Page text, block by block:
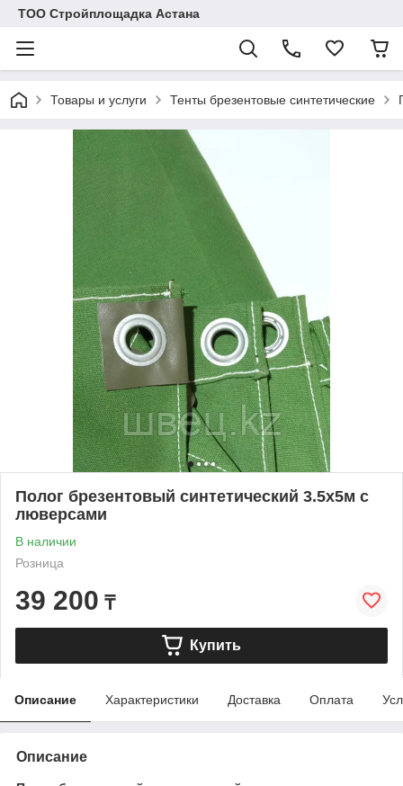
ТОО Стройплощадка Астана
Товары и услуги Тенты брезентовые синтетические
Полог брезентовый синтетический 3.5х5м с
люверсами
В наличии
Розница
39 200 ₸
Купить
Описание Характеристики Доставка Оплата
Описание